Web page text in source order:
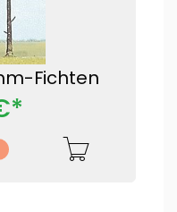
Fichten